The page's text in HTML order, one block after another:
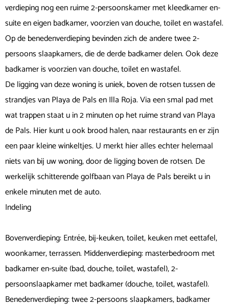
verdieping nog een ruime 2-persoonskamer met kleedkamer en-
suite en eigen badkamer, voorzien van douche, toilet en wastafel.
Op de benedenverdieping bevinden zich de andere twee 2-
persoons slaapkamers, die de derde badkamer delen. Ook deze
badkamer is voorzien van douche, toilet en wastafel.
De ligging van deze woning is uniek, boven de rotsen tussen de
strandjes van Playa de Pals en Illa Roja. Via een smal pad met
wat trappen staat u in 2 minuten op het ruime strand van Playa
de Pals. Hier kunt u ook brood halen, naar restaurants en er zijn
een paar kleine winkeltjes. U merkt hier alles echter helemaal
niets van bij uw woning, door de ligging boven de rotsen. De
werkelijk schitterende golfbaan van Playa de Pals bereikt u in
enkele minuten met de auto.
Indeling
Bovenverdieping: Entrée, bij-keuken, toilet, keuken met eettafel,
woonkamer, terrassen. Middenverdieping: masterbedroom met
badkamer en-suite (bad, douche, toilet, wastafel), 2-
persoonslaapkamer met badkamer (douche, toilet, wastafel).
Benedenverdieping: twee 2-persoons slaapkamers, badkamer